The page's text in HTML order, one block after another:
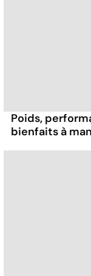
Poids,
bienfaits à